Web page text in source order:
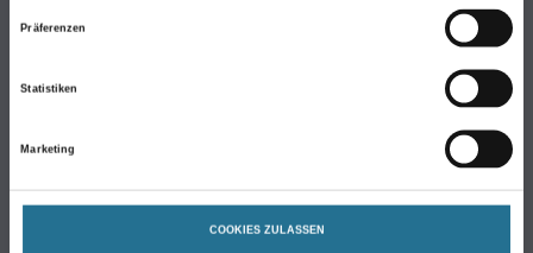
Präferenzen
Statistiken
Marketing
COOKIES ZULASSEN
Online-Shop
WDV-Systeme
Putze- und Spachtelmassen
Bodenbeläge